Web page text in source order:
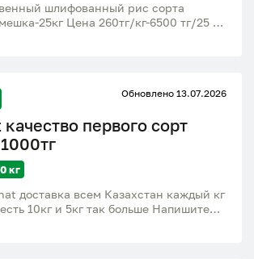
шлифованный рис сорта
25кг Цена 260тг/кг-6500 тг/25 кг
Обновлено 13.07.2026
первого сорт
кг
доставка всем Казахстан каждый кг
10кг и 5кг так больше Напишите